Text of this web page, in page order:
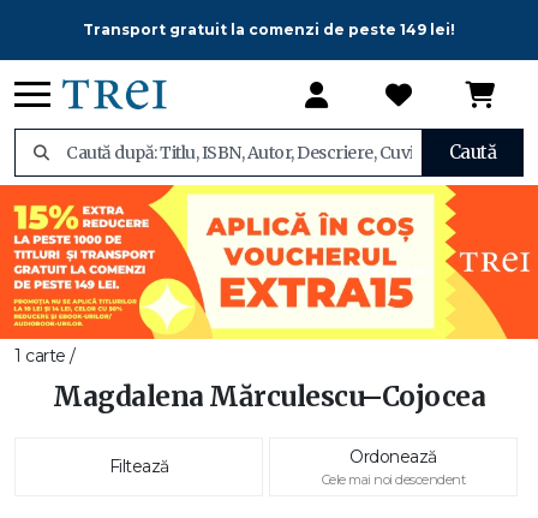
Transport gratuit la comenzi de peste 149 lei!
Caută
1 carte /
Magdalena Mărculescu–Cojocea
Filtează Ordonează
Cele mai noi descendent